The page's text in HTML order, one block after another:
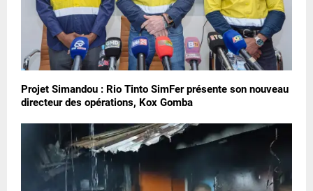
Projet Simandou : Rio Tinto SimFer présente son nouveau
directeur des opérations, Kox Gomba